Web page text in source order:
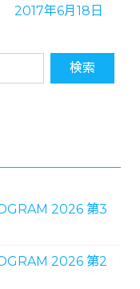
2017年6月18日
2026 第3
2026 第2